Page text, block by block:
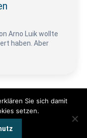
Arno Luik wollte
haben. Aber
2025 | Alle Rechte
Sie sich damit
setzen.